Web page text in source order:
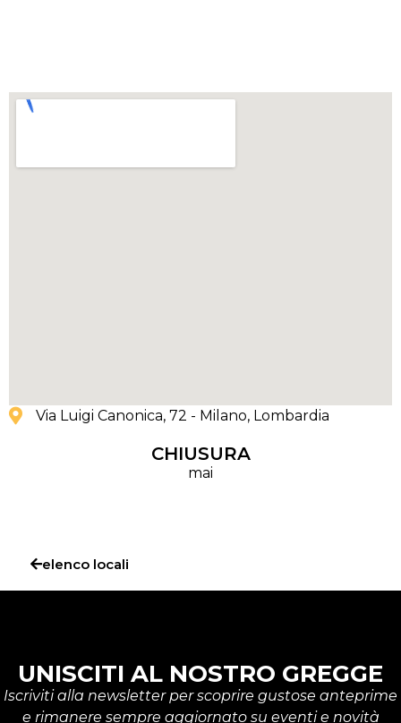
Via Luigi Canonica, 72 - Milano, Lombardia
CHIUSURA
mai
elenco locali
UNISCITI AL NOSTRO GREGGE
Iscriviti alla newsletter per scoprire gustose anteprime
e rimanere sempre aggiornato su eventi e novità